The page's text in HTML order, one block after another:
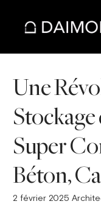
Une
Stockage
Super
Béton,
2 février 2025